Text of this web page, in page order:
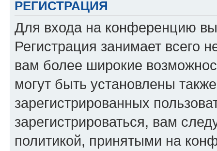
РЕГИСТРАЦИЯ
Для входа на конференцию
Регистрация занимает всего
вам более широкие
могут быть установлены
зарегистрированных
зарегистрироваться, вам
политикой, принятыми на